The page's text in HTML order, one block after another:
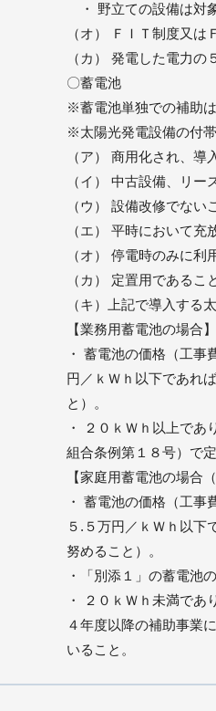
・ 野立ての設備は対
（オ） ＦＩＴ制度又は
（カ） 発電した電力の
〇蓄電池
※蓄電池単独での補助は
※太陽光発電設備の付
（ア） 商用化され、導
（イ） 中古設備、リー
（ウ） 設備改修でない
（エ） 平時において充
（オ） 停電時のみに利
（カ） 定置用であるこ
（キ）上記で導入する
【業務用蓄電池の場合】
・ 蓄電池の価格（工
円／ｋＷｈ以下であれ
と）。
・ ２０ｋＷｈ以上で
組合条例第１８号）で
【家庭用蓄電池の場合
・ 蓄電池の価格（工事
５.５万円／ｋＷｈ以下
努めること）。
・「別添１」の蓄電池
・ ２０ｋＷｈ未満で
４年度以降の補助事業
いること。